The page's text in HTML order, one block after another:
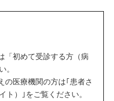
「初めて受診する方（病
。
の医療機関の方は｢患者さ
ト）｣をご覧ください。